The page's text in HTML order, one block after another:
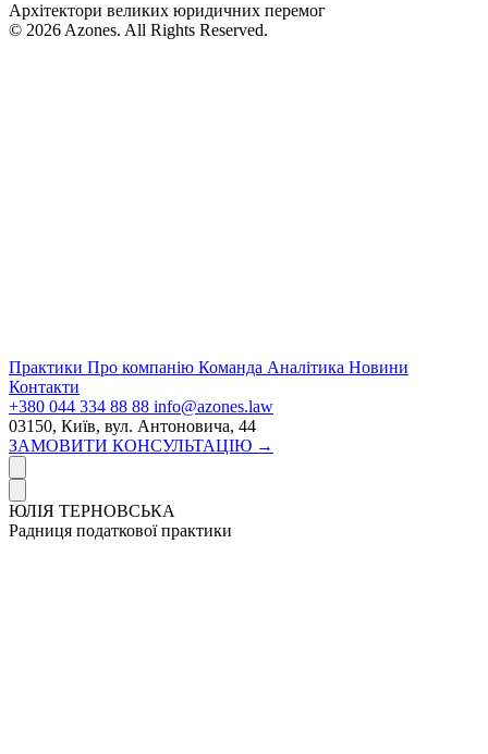
Архітектори великих юридичних перемог
© 2026 Azones. All Rights Reserved.
Практики Про компанію Команда Аналітика Новини
Контакти
+380 044 334 88 88 info@azones.law
03150, Київ, вул. Антоновича, 44
ЗАМОВИТИ КОНСУЛЬТАЦІЮ →
ЮЛІЯ ТЕРНОВСЬКА
Радниця податкової практики